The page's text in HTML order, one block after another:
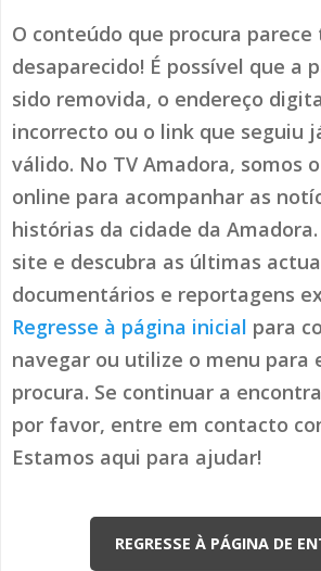
HISTÓRIAS DE ABRIL
O conteúdo que procura parece
desaparecido! É possível que a
sido removida, o endereço
incorrecto ou o link que seguiu
válido. No TV Amadora, somos
online para acompanhar as
histórias da cidade da
site e descubra as últimas
documentários e reportagens
Regresse à página inicial para
navegar ou utilize o menu para
procura. Se continuar a
por favor, entre em contacto
Estamos aqui para ajudar!
REGRESSE À PÁGINA DE